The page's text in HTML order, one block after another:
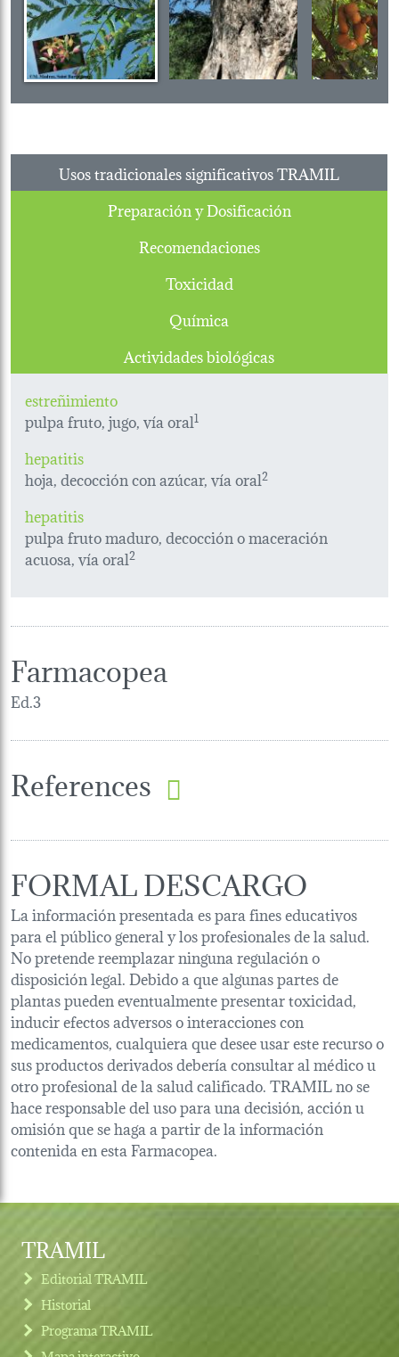
Usos tradicionales significativos TRAMIL
Preparación y Dosificación
Recomendaciones
Toxicidad
Química
Actividades biológicas
estreñimiento
pulpa fruto, jugo, vía oral1
hepatitis
hoja, decocción con azúcar, vía oral2
hepatitis
pulpa fruto maduro, decocción o maceración
acuosa, vía oral2
Farmacopea
Ed.3
References
FORMAL DESCARGO
La información presentada es para fines educativos
para el público general y los profesionales de la salud.
No pretende reemplazar ninguna regulación o
disposición legal. Debido a que algunas partes de
plantas pueden eventualmente presentar toxicidad,
inducir efectos adversos o interacciones con
medicamentos, cualquiera que desee usar este recurso o
sus productos derivados debería consultar al médico u
otro profesional de la salud calificado. TRAMIL no se
hace responsable del uso para una decisión, acción u
omisión que se haga a partir de la información
contenida en esta Farmacopea.
TRAMIL
Editorial TRAMIL
Historial
Programa TRAMIL